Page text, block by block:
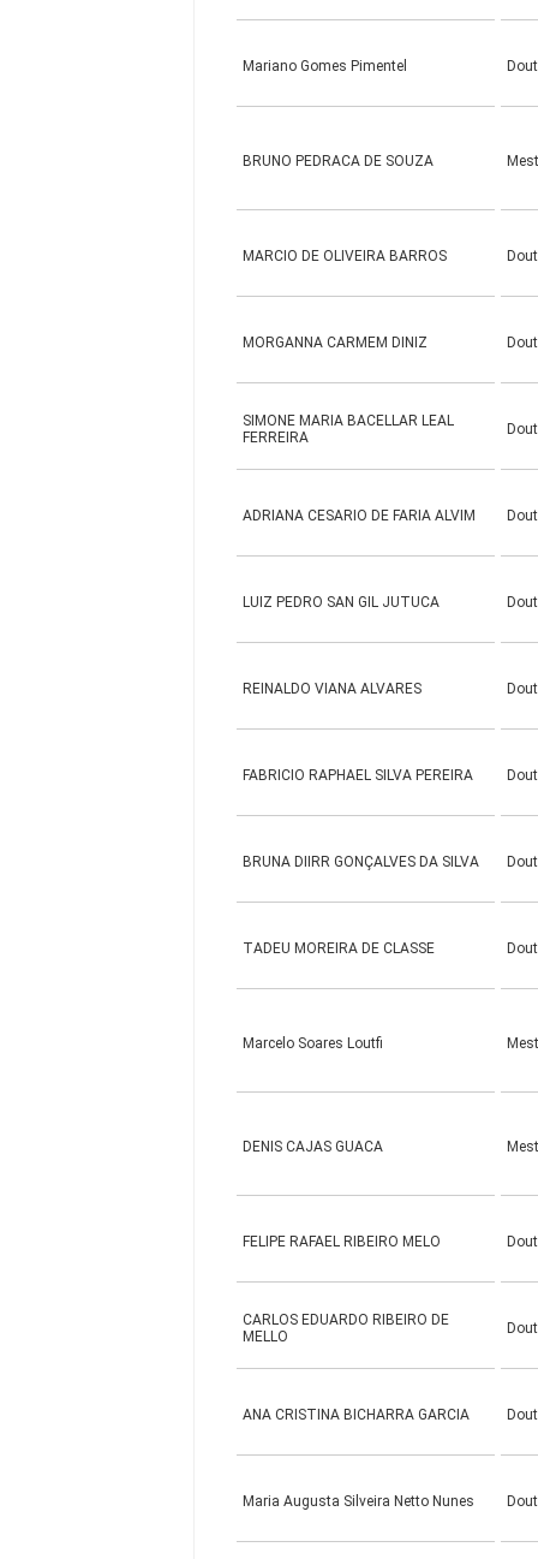
Mariano Gomes Pimentel
BRUNO PEDRACA DE SOUZA
MARCIO DE OLIVEIRA BARROS
MORGANNA CARMEM DINIZ
SIMONE MARIA BACELLAR LEAL
FERREIRA
ADRIANA CESARIO DE FARIA ALVIM
LUIZ PEDRO SAN GIL JUTUCA
REINALDO VIANA ALVARES
FABRICIO RAPHAEL SILVA PEREIRA
BRUNA DIIRR GONÇALVES DA SILVA
TADEU MOREIRA DE CLASSE
Marcelo Soares Loutfi
DENIS CAJAS GUACA
FELIPE RAFAEL RIBEIRO MELO
CARLOS EDUARDO RIBEIRO DE
MELLO
ANA CRISTINA BICHARRA GARCIA
Maria Augusta Silveira Netto Nunes